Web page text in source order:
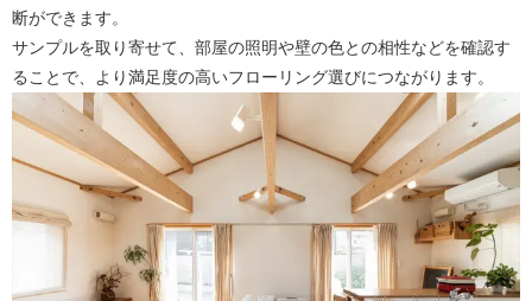
断ができます。
サンプルを取り寄せて、部屋の照明や壁の色との相性などを確認す
ることで、より満足度の高いフローリング選びにつながります。